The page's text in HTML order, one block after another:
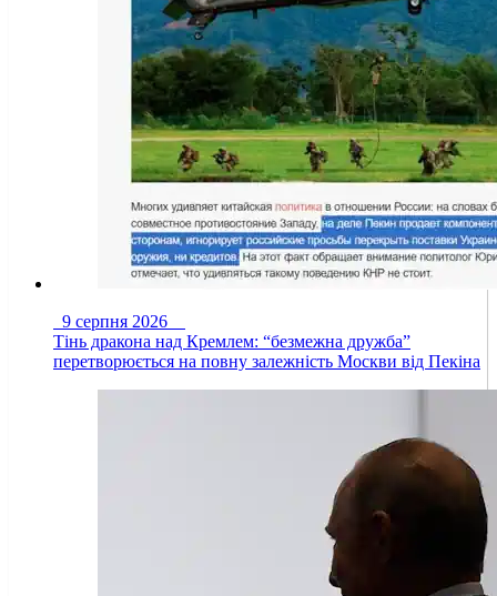
9 серпня 2026
Тінь дракона над Кремлем: “безмежна дружба”
перетворюється на повну залежність Москви від Пекіна